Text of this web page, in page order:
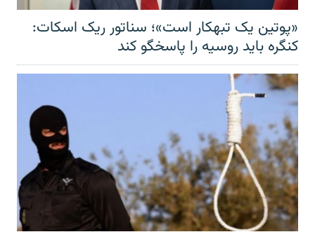
«پوتین یک تبهکار است»؛ سناتور ریک اسکات:
کنگره باید روسیه را پاسخگو کند